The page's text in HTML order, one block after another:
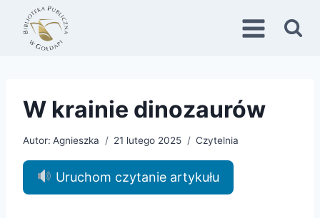
Przejdź
treści
W krainie dinozaurów
Autor: Agnieszka 21 lutego 2025 Czytelnia
Uruchom czytanie artykułu